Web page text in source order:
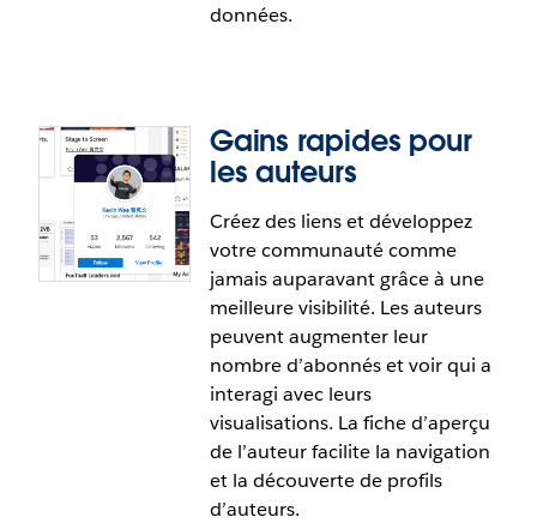
à la demande suivante sur la plateforme
IdeaExchange de Salesforce :Projets dans
Tableau Public.
données.
Page d’exploration du contenu :
Onglet de recommandations
Visitez un carrefour pour le contenu pertinent et
inspirant. C’est un lieu central permettant aux
utilisateurs de découvrir du contenu, d’accéder à
des ressources d’apprentissage et d’interagir avec
la famille des données.
Gains rapides pour
les auteurs
Créez des liens et développez
votre communauté comme
jamais auparavant grâce à une
meilleure visibilité. Les auteurs
peuvent augmenter leur
nombre d’abonnés et voir qui a
interagi avec leurs
visualisations. La fiche d’aperçu
de l’auteur facilite la navigation
et la découverte de profils
d’auteurs.